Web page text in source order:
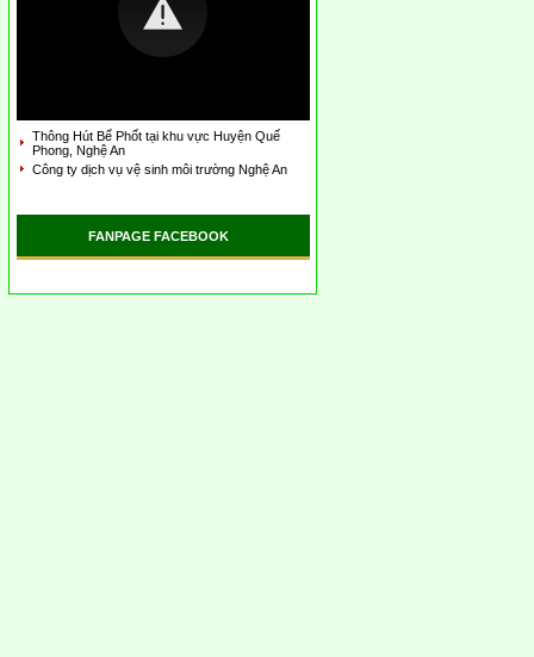
Thông Hút Bể Phốt tại khu vực Huyện Quế
Phong, Nghệ An
Công ty dịch vụ vệ sinh môi trường Nghệ An
FANPAGE FACEBOOK